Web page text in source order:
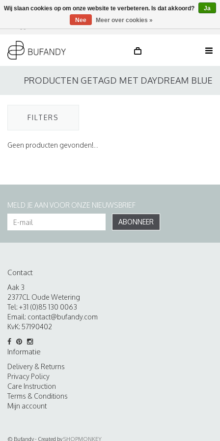
DE / EN
PRODUCTEN GETAGD MET DAYDREAM BLUE
FILTERS
Geen producten gevonden!...
MELD JE AAN VOOR ONZE NIEUWSBRIEF
ABONNEER
Contact
Aak 3
2377CL Oude Wetering
Tel: +31 (0)85 130 0063
Email: contact@bufandy.com
KvK: 57190402
Informatie
Delivery & Returns
Privacy Policy
Care Instruction
Terms & Conditions
Mijn account
© Bufandy - Created bySHOPMONKEY
Wij slaan cookies op om onze website te verbeteren. Is dat akkoord?
Ja
Nee
Meer over cookies »